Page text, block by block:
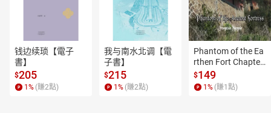
钱边续琐【電子
書】
$205
1 % (賺2點)
我与南水北调【電
子書】
$215
1 % (賺2點)
Phantom of the Ea
rthen Fort Chapter
4【有聲書】
$149
1 % (賺1 點)